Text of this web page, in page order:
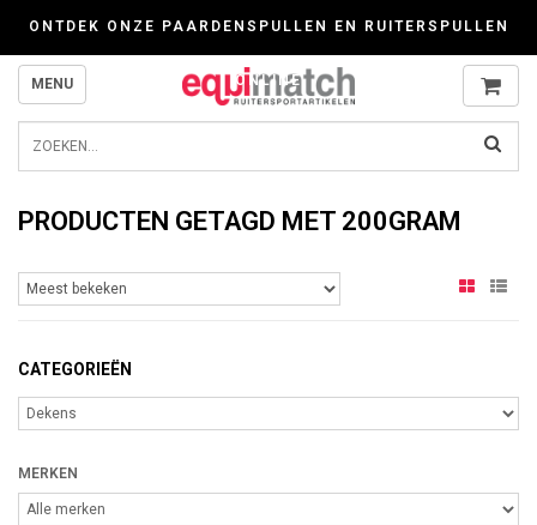
ONTDEK ONZE PAARDENSPULLEN EN RUITERSPULLEN
ONLINE
MENU
PRODUCTEN GETAGD MET 200GRAM
CATEGORIEËN
MERKEN
Wij werken zorgvuldig met cookies. Kijk gerust voor meer informatie op onze